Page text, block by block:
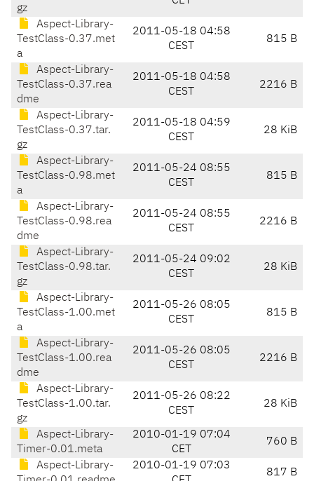
gz
Aspect-Library-
TestClass-0.37.met
a
2011-05-18 04:58
CEST
815 B
Aspect-Library-
TestClass-0.37.rea
dme
2011-05-18 04:58
CEST
2216 B
Aspect-Library-
TestClass-0.37.tar.
gz
2011-05-18 04:59
CEST
28 KiB
Aspect-Library-
TestClass-0.98.met
a
2011-05-24 08:55
CEST
815 B
Aspect-Library-
TestClass-0.98.rea
dme
2011-05-24 08:55
CEST
2216 B
Aspect-Library-
TestClass-0.98.tar.
gz
2011-05-24 09:02
CEST
28 KiB
Aspect-Library-
TestClass-1.00.met
a
2011-05-26 08:05
CEST
815 B
Aspect-Library-
TestClass-1.00.rea
dme
2011-05-26 08:05
CEST
2216 B
Aspect-Library-
TestClass-1.00.tar.
gz
2011-05-26 08:22
CEST
28 KiB
Aspect-Library-
Timer-0.01.meta
2010-01-19 07:04
CET
760 B
Aspect-Library-
2010-01-19 07:03
817 B